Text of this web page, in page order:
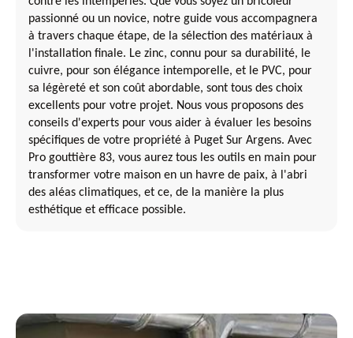
passionné ou un novice, notre guide vous accompagnera
à travers chaque étape, de la sélection des matériaux à
l'installation finale. Le zinc, connu pour sa durabilité, le
cuivre, pour son élégance intemporelle, et le PVC, pour
sa légèreté et son coût abordable, sont tous des choix
excellents pour votre projet. Nous vous proposons des
conseils d'experts pour vous aider à évaluer les besoins
spécifiques de votre propriété à Puget Sur Argens. Avec
Pro gouttière 83, vous aurez tous les outils en main pour
transformer votre maison en un havre de paix, à l'abri
des aléas climatiques, et ce, de la manière la plus
esthétique et efficace possible.